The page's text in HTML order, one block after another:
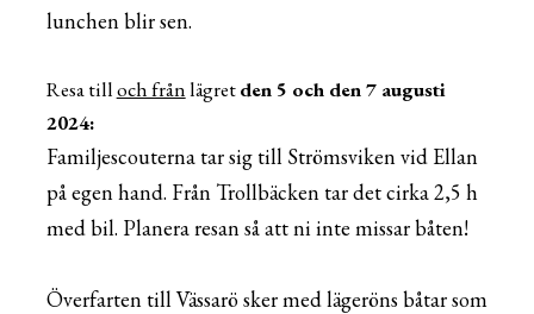
lunchen blir sen.
Resa tilloch frånlägretden 5 och den 7 augusti
2024:
Familjescouterna tar sig till Strömsviken vid Ellan
på egen hand. Från Trollbäcken tar det cirka 2,5 h
med bil. Planera resan så att ni inte missar båten!
Överfarten till Vässarö sker medlägeröns båtar som